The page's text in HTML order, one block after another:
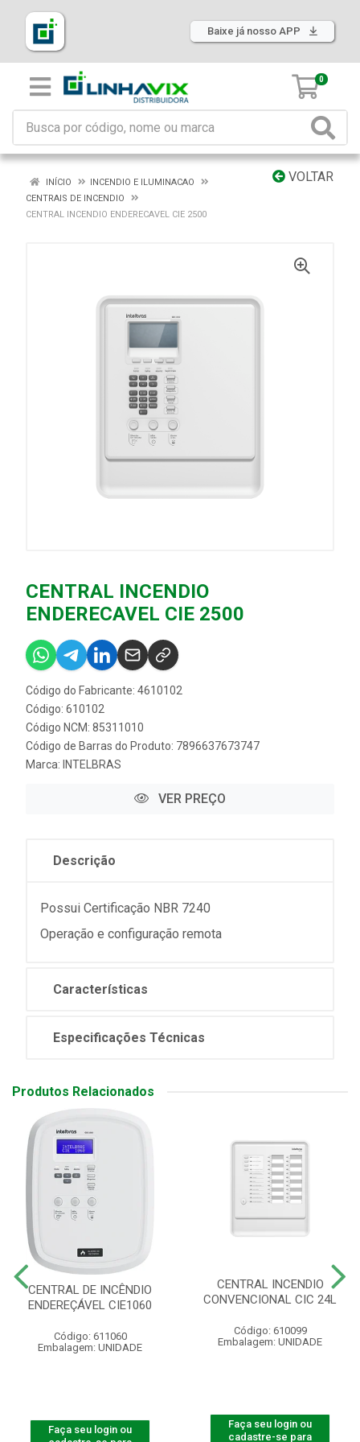
Baixe já nosso APP
0
VOLTAR
INÍCIO
INCENDIO E ILUMINACAO
CENTRAIS DE INCENDIO
CENTRAL INCENDIO ENDERECAVEL CIE 2500
CENTRAL INCENDIO
ENDERECAVEL CIE 2500
Código do Fabricante: 4610102
Código: 610102
Código NCM: 85311010
Código de Barras do Produto: 7896637673747
Marca: INTELBRAS
VER PREÇO
Descrição
Possui Certificação NBR 7240
Operação e configuração remota
Características
Especificações Técnicas
Produtos Relacionados
CENTRAL DE INCÊNDIO
ENDEREÇÁVEL CIE1060
Código: 611060
Embalagem: UNIDADE
Faça seu login ou
CENTRAL INCENDIO
CONVENCIONAL CIC 24L
Código: 610099
Embalagem: UNIDADE
Faça seu login ou
cadastre-se para